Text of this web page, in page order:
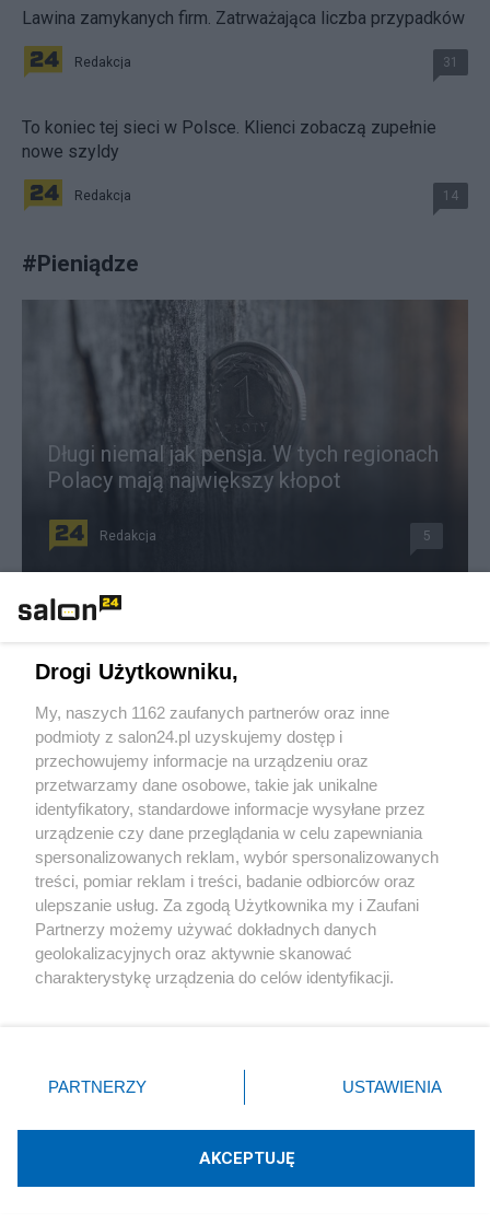
Lawina zamykanych firm. Zatrważająca liczba przypadków
Redakcja 31
To koniec tej sieci w Polsce. Klienci zobaczą zupełnie
nowe szyldy
Redakcja 14
#Pieniądze
Długi niemal jak pensja. W tych regionach
Polacy mają największy kłopot
Redakcja 5
Nawet 40 tys. zł miesięcznie. Branża farmaceutyczna kusi
Pielęgniarki zarabiają nawet 24 tysiące zł. Jest jeden
haczyk
Redakcja
Najpopularniejsze
Polityka
Drogi Użytkowniku,
My, naszych 1162 zaufanych partnerów oraz inne
podmioty z salon24.pl uzyskujemy dostęp i
przechowujemy informacje na urządzeniu oraz
przetwarzamy dane osobowe, takie jak unikalne
identyfikatory, standardowe informacje wysyłane przez
urządzenie czy dane przeglądania w celu zapewniania
spersonalizowanych reklam, wybór spersonalizowanych
treści, pomiar reklam i treści, badanie odbiorców oraz
ulepszanie usług. Za zgodą Użytkownika my i Zaufani
Partnerzy możemy używać dokładnych danych
geolokalizacyjnych oraz aktywnie skanować
charakterystykę urządzenia do celów identyfikacji.
zmienić/wycofać klikając przycisk ustawień prywatności
znajdujący się w lewym dolnym rogu strony
rodzaje przetwarzania danych nie wymagają zgody
użytkownika, ale masz prawo sprzeciwić się takiemu
PARTNERZY USTAWIENIA
AKCEPTUJĘ